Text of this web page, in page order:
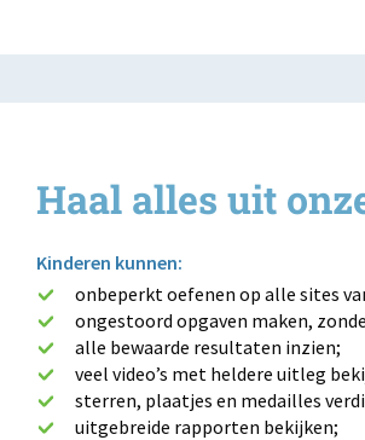
Haal alles uit
Kinderen kunnen:
onbeperkt oefenen op alle sites
ongestoord opgaven maken,
alle bewaarde resultaten inzien;
veel video’s met heldere uitleg
sterren, plaatjes en medailles
uitgebreide rapporten bekijken;